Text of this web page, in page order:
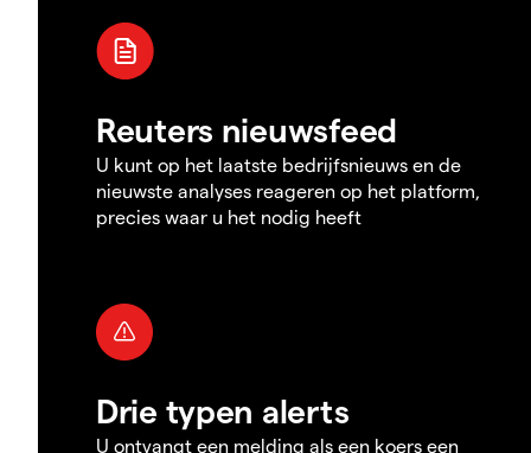
Reuters nieuwsfeed
U kunt op het laatste bedrijfsnieuws en de
nieuwste analyses reageren op het platform,
precies waar u het nodig heeft
Drie typen alerts
U ontvangt een melding als een koers een